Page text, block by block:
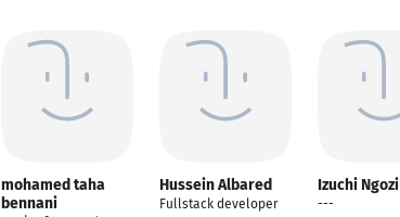
mohamed taha
bennani
Hussein Albared
Fullstack developer
Izuchi Ngozi
---